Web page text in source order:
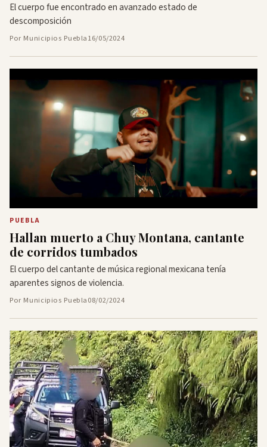
El cuerpo fue encontrado en avanzado estado de
descomposición
Por Municipios Puebla16/05/2024
PUEBLA
Hallan muerto a Chuy Montana, cantante
de corridos tumbados
El cuerpo del cantante de música regional mexicana tenía
aparentes signos de violencia.
Por Municipios Puebla08/02/2024